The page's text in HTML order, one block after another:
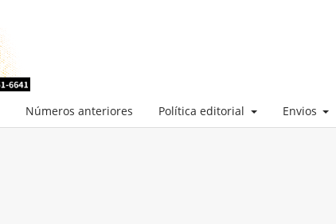
Números anteriores Política editorial Envios